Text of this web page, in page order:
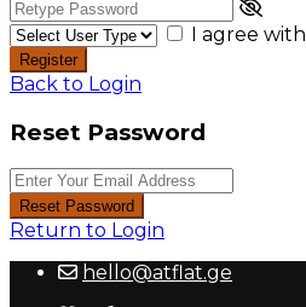
I agree with
Register
Back to Login
Reset Password
Reset Password
Return to Login
hello@atflat.ge